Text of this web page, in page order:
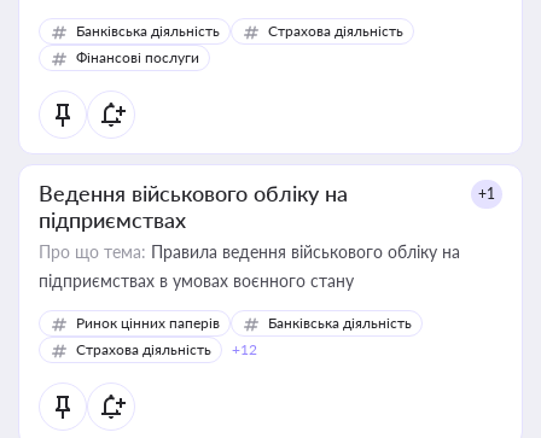
Банківська діяльність
Страхова діяльність
Фінансові послуги
Ведення військового обліку на
підприємствах
+1
Про що тема: Правила ведення військового обліку на
підприємствах в умовах воєнного стану
Ринок цінних паперів
Банківська діяльність
Страхова діяльність
+12